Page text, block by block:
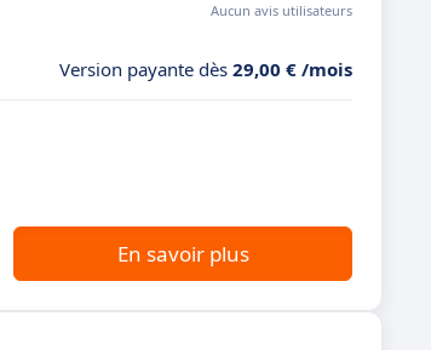
Aucun avis utilisateurs
Version payante dès 29,00 € /mois
En savoir plus